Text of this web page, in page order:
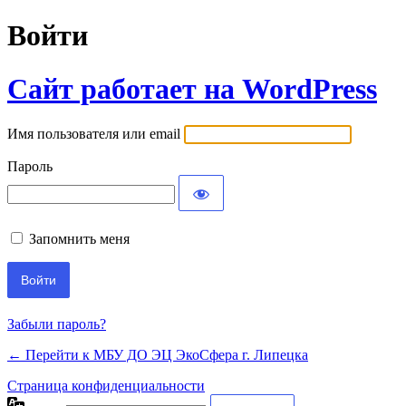
Войти
Сайт работает на WordPress
Имя пользователя или email
Пароль
Запомнить меня
Забыли пароль?
← Перейти к МБУ ДО ЭЦ ЭкоСфера г. Липецка
Страница конфиденциальности